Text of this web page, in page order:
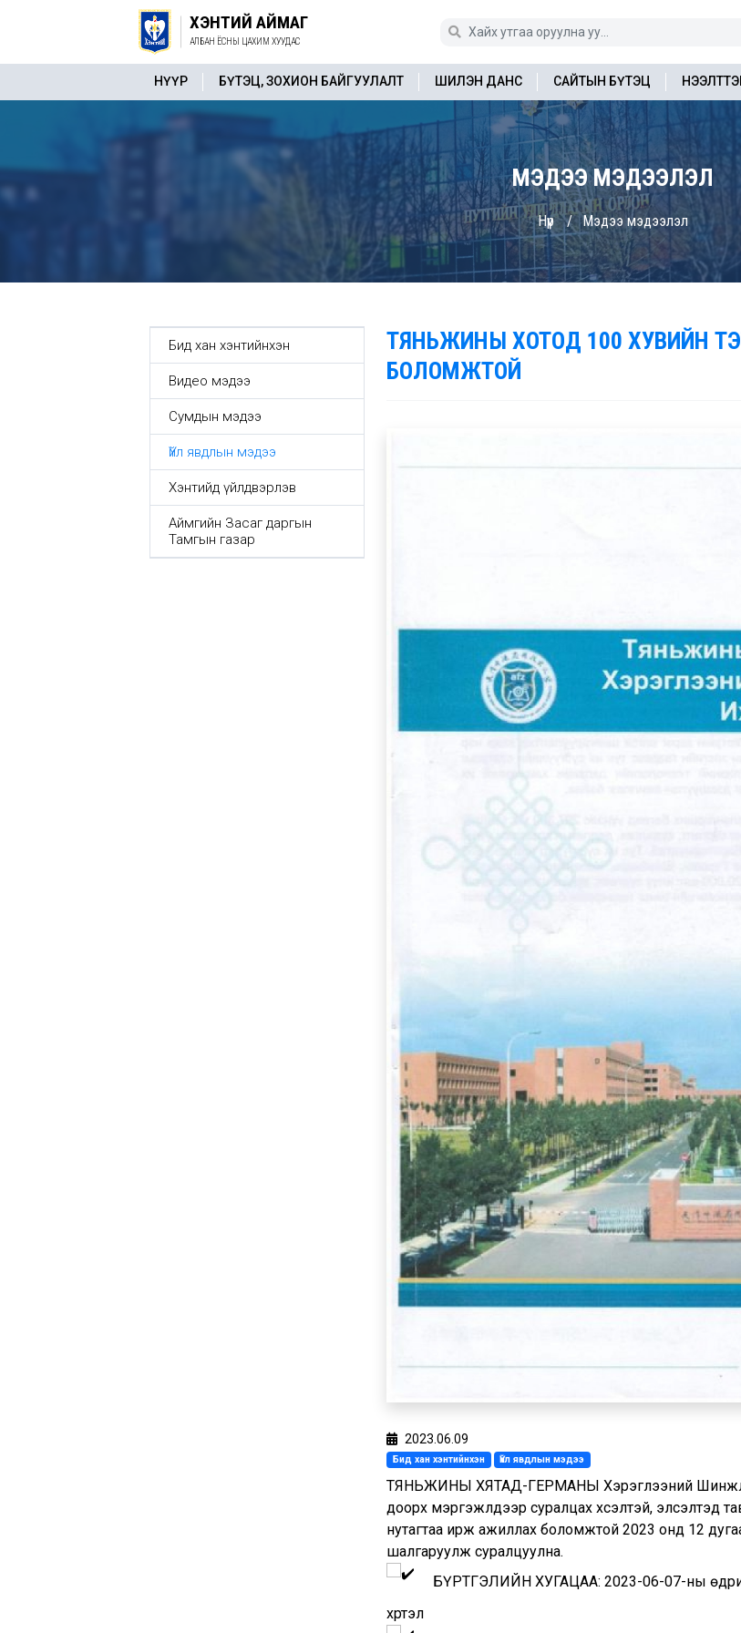
ХЭНТИЙ АЙМАГ
АЛБАН ЁСНЫ ЦАХИМ ХУУДАС
НҮҮР БҮТЭЦ, ЗОХИОН БАЙГУУЛАЛТ ШИЛЭН ДАНС САЙТЫН БҮТЭЦ
МЭДЭЭ МЭДЭЭЛЭЛ
Нүүр Мэдээ мэдээлэл
Бид хан хэнтийнхэн
Видео мэдээ
Сумдын мэдээ
Үйл явдлын мэдээ
Хэнтийд үйлдвэрлэв
Аймгийн Засаг даргын
Тамгын газар
ТЯНЬЖИНЫ ХОТОД 100 ХУВИЙН
БОЛОМЖТОЙ
2023.06.09
Бид хан хэнтийнхэн Үйл явдлын мэдээ
ТЯНЬЖИНЫ ХЯТАД-ГЕРМАНЫ Хэрэглээний
доорх мэргэжлүүдээр суралцах хүсэлтэй, элсэлтэд
нутагтаа ирж ажиллах боломжтой 2023 онд 12
шалгаруулж суралцуулна.
БҮРТГЭЛИЙН ХУГАЦАА: 2023-06-07-ны
хүртэл